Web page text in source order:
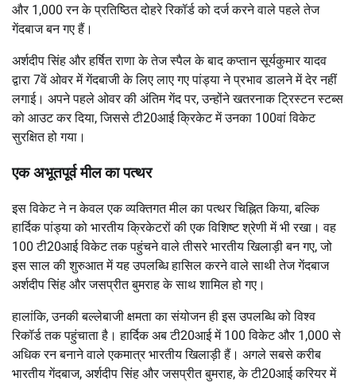
और 1,000 रन के प्रतिष्ठित दोहरे रिकॉर्ड को दर्ज करने वाले पहले तेज
गेंदबाज बन गए हैं।
अर्शदीप सिंह और हर्षित राणा के तेज स्पैल के बाद कप्तान सूर्यकुमार यादव
द्वारा 7वें ओवर में गेंदबाजी के लिए लाए गए पांड्या ने प्रभाव डालने में देर नहीं
लगाई। अपने पहले ओवर की अंतिम गेंद पर, उन्होंने खतरनाक ट्रिस्टन स्टब्स
को आउट कर दिया, जिससे टी20आई क्रिकेट में उनका 100वां विकेट
सुरक्षित हो गया।
एक अभूतपूर्व मील का पत्थर
इस विकेट ने न केवल एक व्यक्तिगत मील का पत्थर चिह्नित किया, बल्कि
हार्दिक पांड्या को भारतीय क्रिकेटरों की एक विशिष्ट श्रेणी में भी रखा। वह
100 टी20आई विकेट तक पहुंचने वाले तीसरे भारतीय खिलाड़ी बन गए, जो
इस साल की शुरुआत में यह उपलब्धि हासिल करने वाले साथी तेज गेंदबाज
अर्शदीप सिंह और जसप्रीत बुमराह के साथ शामिल हो गए।
हालांकि, उनकी बल्लेबाजी क्षमता का संयोजन ही इस उपलब्धि को विश्व
रिकॉर्ड तक पहुंचाता है। हार्दिक अब टी20आई में 100 विकेट और 1,000 से
अधिक रन बनाने वाले एकमात्र भारतीय खिलाड़ी हैं। अगले सबसे करीब
भारतीय गेंदबाज, अर्शदीप सिंह और जसप्रीत बुमराह, के टी20आई करियर में